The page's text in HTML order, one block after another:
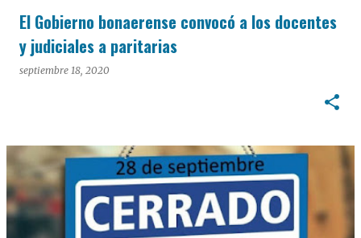
El Gobierno bonaerense convocó a los docentes
y judiciales a paritarias
septiembre 18, 2020